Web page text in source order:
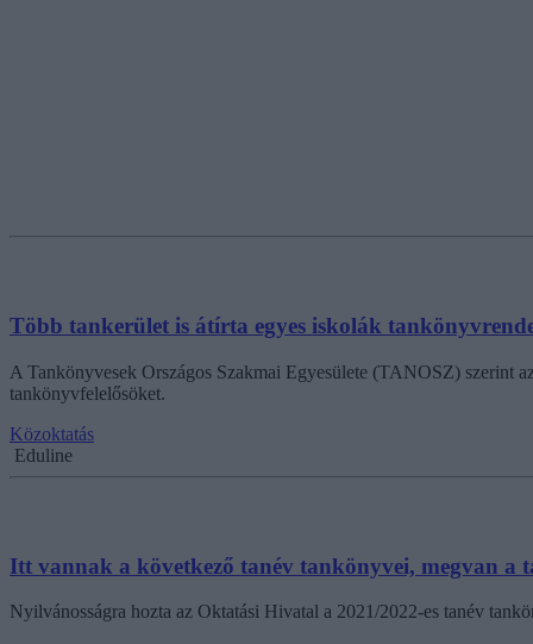
Több tankerület is átírta egyes iskolák
A Tankönyvesek Országos Szakmai Egyesülete (TANOSZ) szerint
tankönyvfelelősöket.
Közoktatás
Eduline
Itt vannak a következő tanév tankönyvei, megvan a
Nyilvánosságra hozta az Oktatási Hivatal a 2021/2022-es tanév